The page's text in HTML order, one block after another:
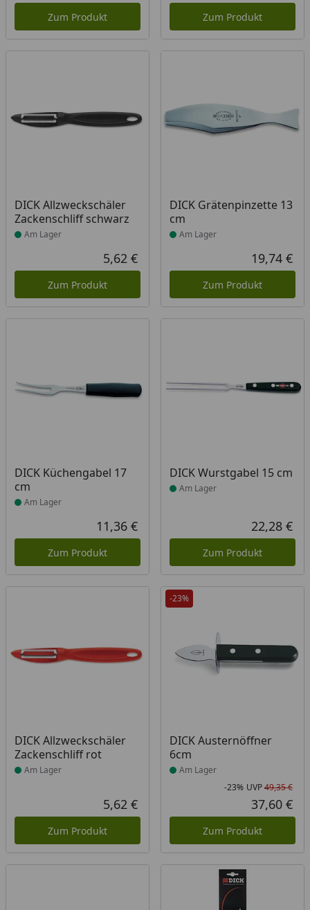
Zum Produkt Zum Produkt
DICK Allzweckschäler
Zackenschliff schwarz
Produkt am Lager
Am Lager
Aktueller Preis
5,62 €
Zum Produkt
DICK Grätenpinzette 13
cm
Produkt am Lager
Am Lager
19,74 €
Zum Produkt
DICK Küchengabel 17
cm
Produkt am Lager
Am Lager
Aktueller Preis
11,36 €
Zum Produkt
DICK Wurstgabel 15 cm
Produkt am Lager
Am Lager
22,28 €
Zum Produkt
DICK Allzweckschäler
Zackenschliff rot
Produkt am Lager
Am Lager
Aktueller Preis
5,62 €
Zum Produkt
-23%
DICK Austernöffner
6cm
Produkt am Lager
Am Lager
-23% UVP49,35 €
37,60 €
Zum Produkt